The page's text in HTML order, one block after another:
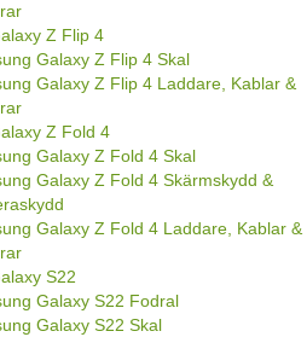
Z Flip 4
Galaxy Z Flip 4 Skal
Galaxy Z Flip 4 Laddare, Kablar &
Z Fold 4
Galaxy Z Fold 4 Skal
Galaxy Z Fold 4 Skärmskydd &
Galaxy Z Fold 4 Laddare, Kablar &
S22
Galaxy S22 Fodral
Galaxy S22 Skal